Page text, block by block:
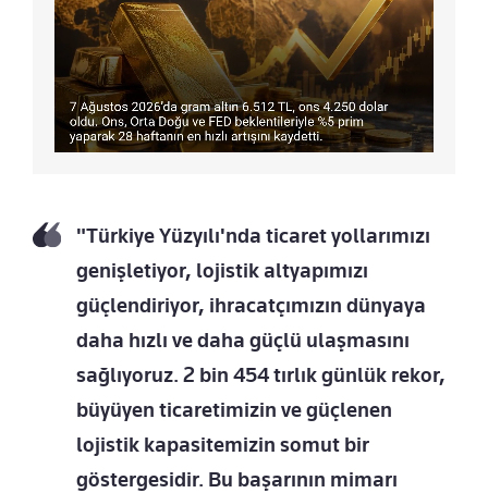
"Türkiye Yüzyılı'nda ticaret yollarımızı
genişletiyor, lojistik altyapımızı
güçlendiriyor, ihracatçımızın dünyaya
daha hızlı ve daha güçlü ulaşmasını
sağlıyoruz. 2 bin 454 tırlık günlük rekor,
büyüyen ticaretimizin ve güçlenen
lojistik kapasitemizin somut bir
göstergesidir. Bu başarının mimarı